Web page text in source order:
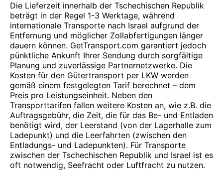
Die Lieferzeit innerhalb der Tschechischen Republik
beträgt in der Regel 1-3 Werktage, während
internationale Transporte nach Israel aufgrund der
Entfernung und möglicher Zollabfertigungen länger
dauern können. GetTransport.com garantiert jedoch
pünktliche Ankunft Ihrer Sendung durch sorgfältige
Planung und zuverlässige Partnernetzwerke. Die
Kosten für den Gütertransport per LKW werden
gemäß einem festgelegten Tarif berechnet – dem
Preis pro Leistungseinheit. Neben den
Transporttarifen fallen weitere Kosten an, wie z.B. die
Auftragsgebühr, die Zeit, die für das Be- und Entladen
benötigt wird, der Leerstand (von der Lagerhalle zum
Ladepunkt) und die Leerfahrten (zwischen den
Entladungs- und Ladepunkten). Für Transporte
zwischen der Tschechischen Republik und Israel ist es
oft notwendig, Seefracht oder Luftfracht zu nutzen.